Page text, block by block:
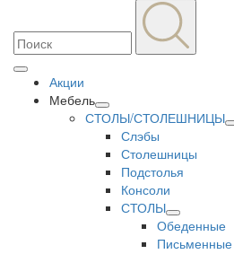
Акции
Мебель
СТОЛЫ/СТОЛЕШНИЦЫ
Слэбы
Столешницы
Подстолья
Консоли
СТОЛЫ
Обеденные
Письменные